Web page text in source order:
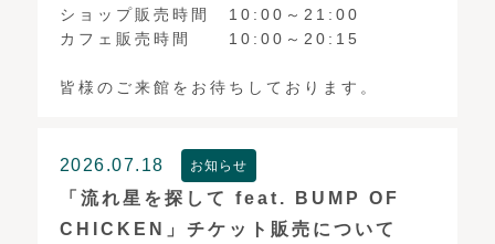
ショップ販売時間 10:00～21:00
カフェ販売時間 10:00～20:15
皆様のご来館をお待ちしております。
2026.07.18 お知らせ
「流れ星を探して feat. BUMP OF
CHICKEN」チケット販売について